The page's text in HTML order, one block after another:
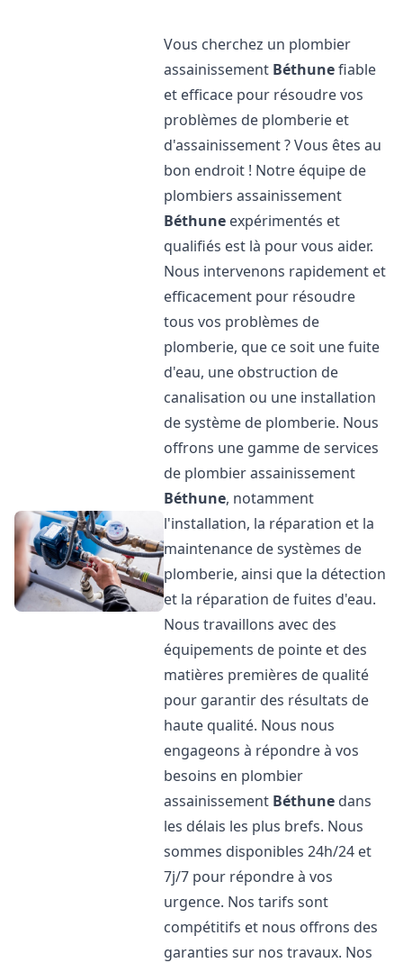
Vous cherchez un plombier
assainissement Béthunefiable
et efficace pour résoudre vos
problèmes de plomberie et
d'assainissement ? Vous êtes au
bon endroit ! Notre équipe de
plombiers assainissement
Béthune expérimentés et
qualifiés est là pour vous aider.
Nous intervenons rapidement et
efficacement pour résoudre
tous vos problèmes de
plomberie, que ce soit une fuite
d'eau, une obstruction de
canalisation ou une installation
de système de plomberie. Nous
offrons une gamme de services
de plombier assainissement
Béthune, notamment
l'installation, la réparation et la
maintenance de systèmes de
plomberie, ainsi que la détection
et la réparation de fuites d'eau.
Nous travaillons avec des
équipements de pointe et des
matières premières de qualité
pour garantir des résultats de
haute qualité. Nous nous
engageons à répondre à vos
besoins en plombier
assainissement Béthune dans
les délais les plus brefs. Nous
sommes disponibles 24h/24 et
7j/7 pour répondre à vos
urgence. Nos tarifs sont
compétitifs et nous offrons des
garanties sur nos travaux. Nos